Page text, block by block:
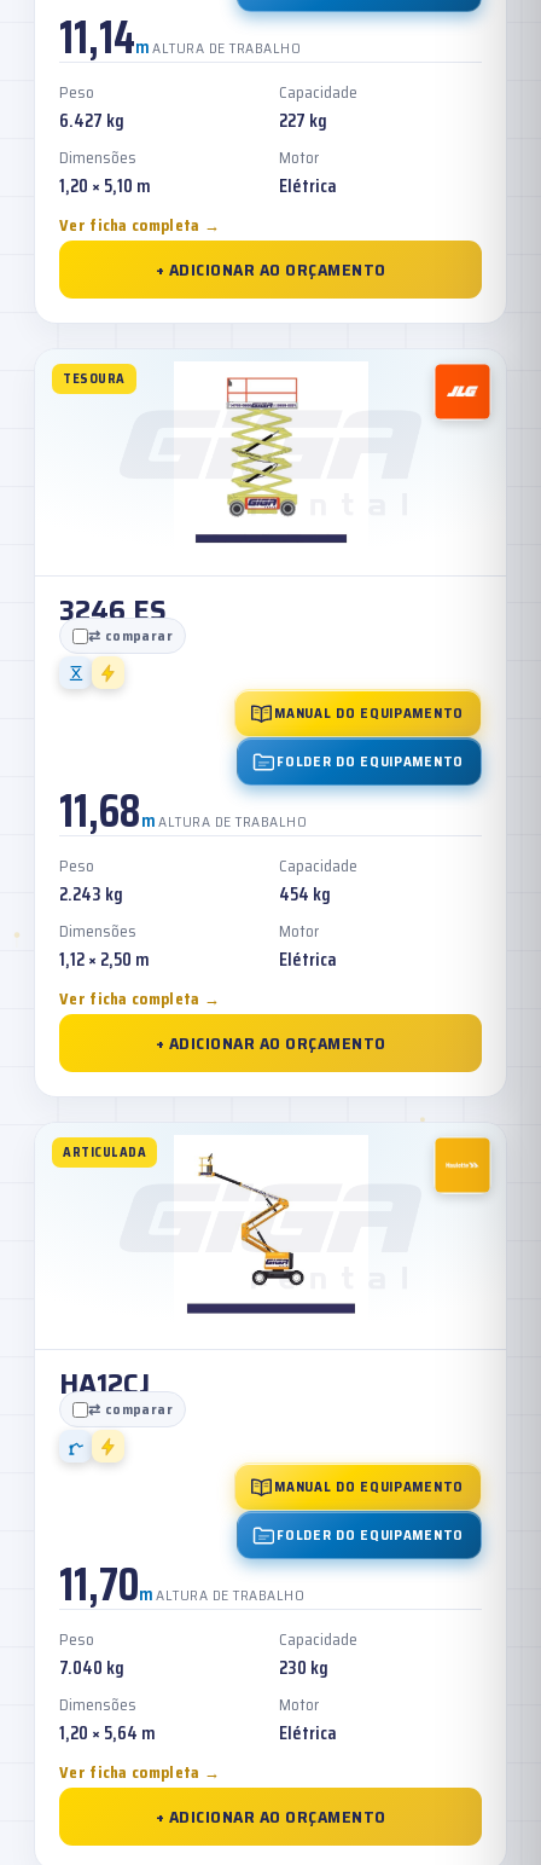
11,14mALTURA DE TRABALHO
Peso
6.427 kg
Capacidade
227 kg
Dimensões
1,20 × 5,10 m
Motor
Elétrica
Ver ficha completa →
+ ADICIONAR AO ORÇAMENTO
TESOURA
3246 ES
⇄ comparar
MANUAL DO EQUIPAMENTO
FOLDER DO EQUIPAMENTO
11,68mALTURA DE TRABALHO
Peso
2.243 kg
Capacidade
454 kg
Dimensões
1,12 × 2,50 m
Motor
Elétrica
Ver ficha completa →
+ ADICIONAR AO ORÇAMENTO
ARTICULADA
HA12CJ
⇄ comparar
MANUAL DO EQUIPAMENTO
FOLDER DO EQUIPAMENTO
11,70mALTURA DE TRABALHO
Peso
7.040 kg
Capacidade
230 kg
Dimensões
1,20 × 5,64 m
Motor
Elétrica
Ver ficha completa →
+ ADICIONAR AO ORÇAMENTO